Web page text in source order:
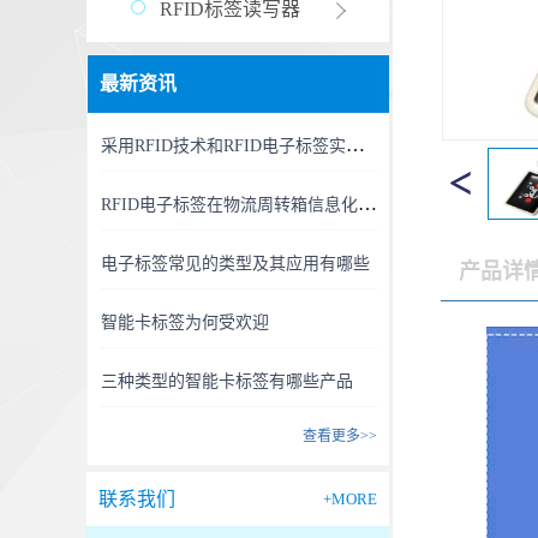
RFID标签读写器
最新资讯
采用RFID技术和RFID电子标签实现精准、高效的RFID资产管理新时代
RFID电子标签在物流周转箱信息化中的利用
电子标签常见的类型及其应用有哪些
智能卡标签为何受欢迎
三种类型的智能卡标签有哪些产品
查看更多>>
联系我们 +MORE
产品详